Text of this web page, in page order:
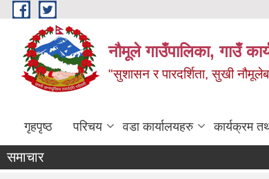
Skip to main content
नौमूले गाउँपालिका, गाउँ
"सुशासन र पारदर्शिता, सुखी
गृहपृष्ठ परिचय वडा कार्यालयहरु कार्यक्रम
समाचार